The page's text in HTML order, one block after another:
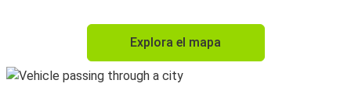
Explora el mapa